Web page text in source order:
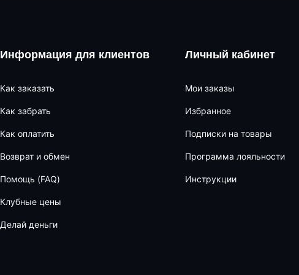
Информация для клиентов
Как заказать
Как забрать
Как оплатить
Возврат и обмен
Помощь (FAQ)
Клубные цены
Делай деньги
Личный кабинет
Мои заказы
Избранное
Подписки на товары
Программа лояльности
Инструкции